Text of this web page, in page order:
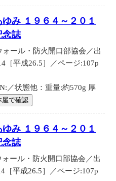
み １９６４～２０１
念誌
ール・防火開口部協会／出
［平成26.5］／ページ:107p
／状態他：重量:約570g 厚
屋で確認
み １９６４～２０１
念誌
ール・防火開口部協会／出
［平成26.5］／ページ:107p